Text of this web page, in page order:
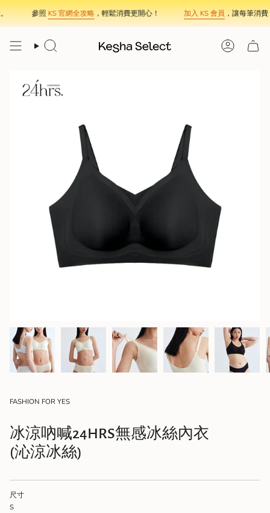
Skip
to
content
參照KS 官網全攻略，輕鬆消費更開心！ 加入 KS 會員，讓每筆消費
Search Account
FASHION FOR YES
冰涼吶喊24HRS無感冰絲內衣
(沁涼冰絲)
尺寸
S